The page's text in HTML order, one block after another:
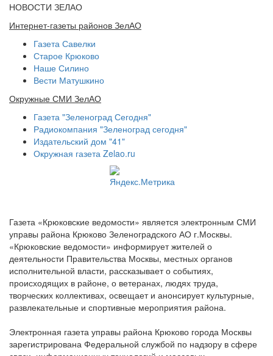
НОВОСТИ ЗЕЛАО
Интернет-газеты районов ЗелАО
Газета Савелки
Старое Крюково
Наше Силино
Вести Матушкино
Окружные СМИ ЗелАО
Газета "Зеленоград Сегодня"
Радиокомпания "Зеленоград сегодня"
Издательский дом "41"
Окружная газета Zelao.ru
Газета «Крюковские ведомости» является электронным СМИ
управы района Крюково Зеленоградского АО г.Москвы.
«Крюковские ведомости» информирует жителей о
деятельности Правительства Москвы, местных органов
исполнительной власти, рассказывает о событиях,
происходящих в районе, о ветеранах, людях труда,
творческих коллективах, освещает и анонсирует культурные,
развлекательные и спортивные мероприятия района.
Электронная газета управы района Крюково города Москвы
зарегистрирована Федеральной службой по надзору в сфере